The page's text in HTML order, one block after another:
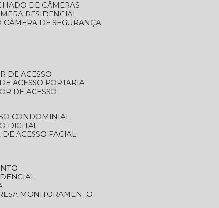
DE CÂMERAS
RESIDENCIAL
CÂMERA DE SEGURANÇA
DE ACESSO
ACESSO PORTARIA
DE ACESSO
CONDOMINIAL
DIGITAL
DE ACESSO FACIAL
MONITORAMENTO